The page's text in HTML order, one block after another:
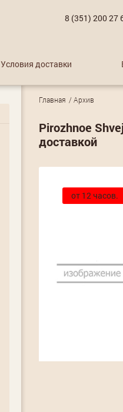
8 (351) 200 27
Условия доставки
Главная Архив
Pirozhnoe
доставкой
от 12 часов.